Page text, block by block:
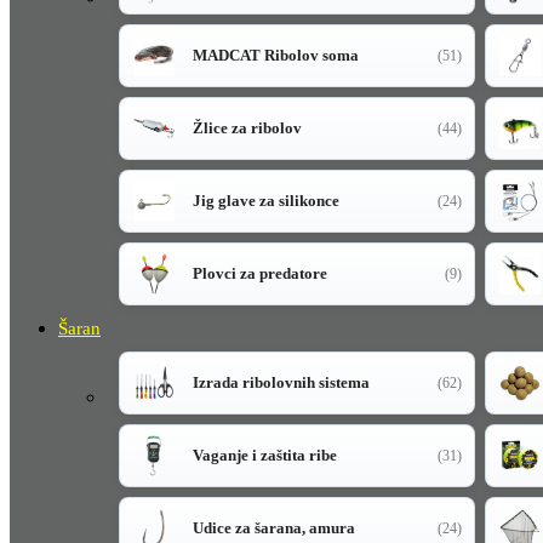
MADCAT Ribolov soma (51)
Žlice za ribolov (44)
Jig glave za silikonce (24)
Plovci za predatore (9)
Šaran
Izrada ribolovnih sistema (62)
Vaganje i zaštita ribe (31)
Udice za šarana, amura (24)